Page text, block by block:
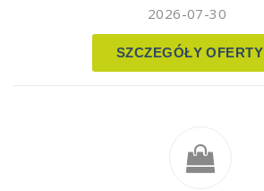
2026-07-30
SZCZEGÓŁY OFERTY